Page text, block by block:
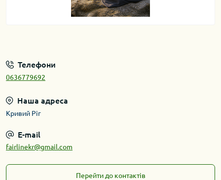
Телефони
0636779692
Наша адреса
Кривий Ріг
E-mail
fairlinekr@gmail.com
Перейти до контактів